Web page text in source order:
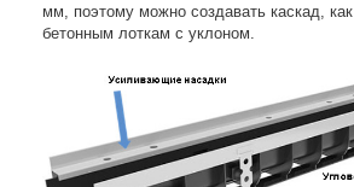
мм, поэтому можно создавать каскад,
бетонным лоткам с уклоном.